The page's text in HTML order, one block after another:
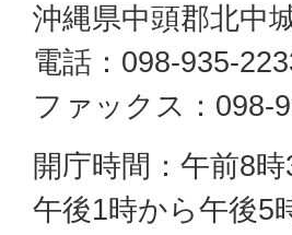
沖縄県中頭郡北中
電話：098-935-
ファックス：098-
開庁時間：午前8
午後1時から午後5